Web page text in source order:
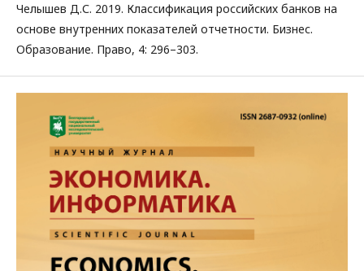
Челышев Д.С. 2019. Классификация российских банков на
основе внутренних показателей отчетности. Бизнес.
Образование. Право, 4: 296–303.